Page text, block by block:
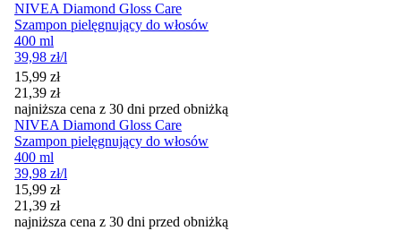
NIVEA Diamond Gloss Care
Szampon pielęgnujący do włosów
400 ml
39,98 zł/l
Cena promocyjna
15,99 zł
21,39 zł
najniższa cena z 30 dni przed obniżką
NIVEA Diamond Gloss Care
Szampon pielęgnujący do włosów
400 ml
39,98 zł/l
Cena promocyjna
15,99 zł
21,39 zł
najniższa cena z 30 dni przed obniżką